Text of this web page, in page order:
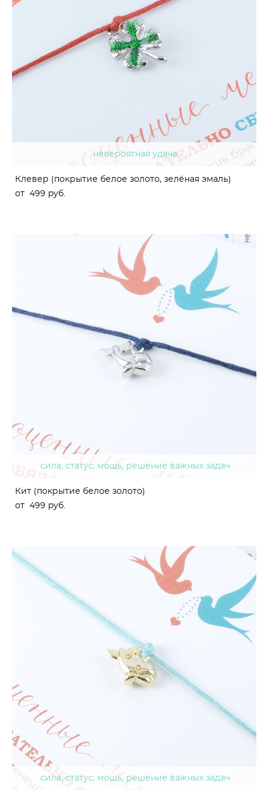
невероятная удача
Клевер (покрытие белое золото, зелёная эмаль)
от 499 pуб.
сила, статус, мощь, решение важных задач
Кит (покрытие белое золото)
от 499 pуб.
сила, статус, мощь, решение важных задач